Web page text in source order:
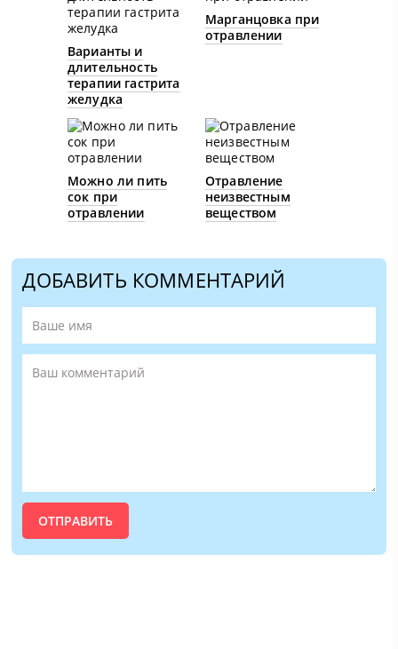
Варианты и
длительность
терапии гастрита
желудка
Марганцовка при
отравлении
Можно ли пить
сок при
отравлении
Отравление
неизвестным
веществом
ДОБАВИТЬ КОММЕНТАРИЙ